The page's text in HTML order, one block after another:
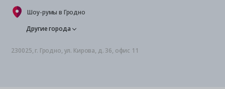
Шоу-румы в Гродно
Другие города
230025, г. Гродно, ул. Кирова, д. 36, офис 11